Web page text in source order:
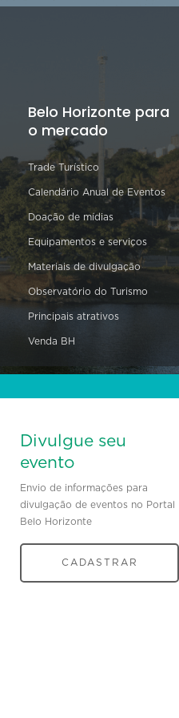
Belo Horizonte para
o mercado
Trade Turístico
Calendário Anual de Eventos
Doação de mídias
Equipamentos e serviços
Materiais de divulgação
Observatório do Turismo
Principais atrativos
Venda BH
Divulgue seu
evento
Envio de informações para
divulgação de eventos no Portal
Belo Horizonte
CADASTRAR